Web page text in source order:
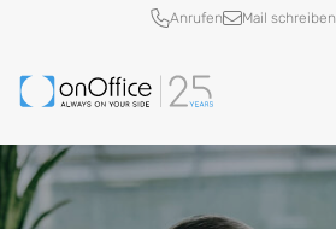
Schnellzugriff
Anrufen Mail schreiben